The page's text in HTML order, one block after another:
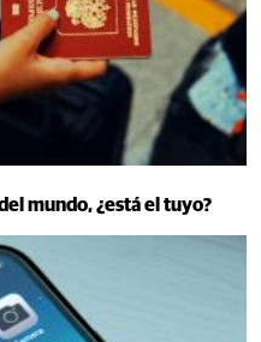
mundo, ¿está el tuyo?